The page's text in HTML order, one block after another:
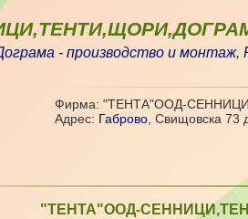
- производство и монтаж,
Фирма: "ТЕНТА"ООД-
Адрес: Габрово ,Свищовска 73
"ТЕНТА"ООД-